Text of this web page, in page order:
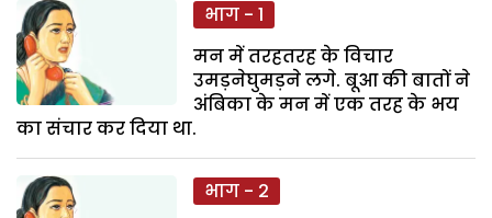
भाग - 1
मन में तरहतरह के विचार
उमड़नेघुमड़ने लगे. बूआ की बातों ने
अंबिका के मन में एक तरह के भय
का संचार कर दिया था.
भाग - 2